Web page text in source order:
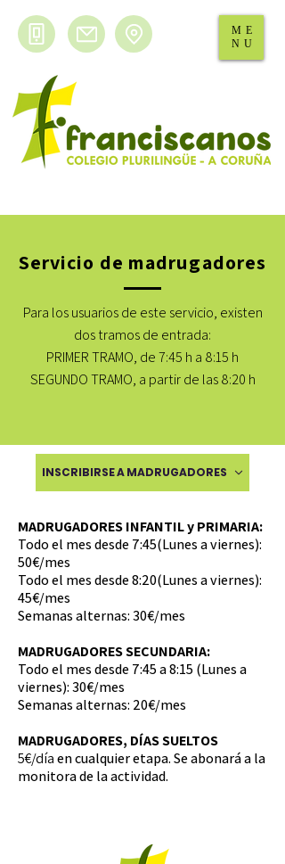
ME
NU
Servicio de madrugadores
Para los usuarios de este servicio, existen
dos tramos de entrada:
PRIMER TRAMO, de 7:45 h a 8:15 h
SEGUNDO TRAMO, a partir de las 8:20 h
INSCRIBIRSE A MADRUGADORES
MADRUGADORES INFANTIL y PRIMARIA:
Todo el mes desde 7:45(Lunes a viernes):
50€/mes
Todo el mes desde 8:20(Lunes a viernes):
45€/mes
Semanas alternas: 30€/mes
MADRUGADORES SECUNDARIA:
Todo el mes desde 7:45 a 8:15 (Lunes a
viernes): 30€/mes
Semanas alternas: 20€/mes
MADRUGADORES, DÍAS SUELTOS
5€/díaen cualquier etapa. Se abonará a la
monitora de la actividad.